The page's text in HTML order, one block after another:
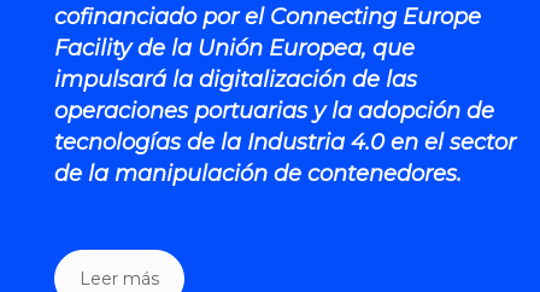
cofinanciado por el Connecting Europe
Facility de la Unión Europea, que
impulsará la digitalización de las
operaciones portuarias y la adopción de
tecnologías de la Industria 4.0 en el sector
de la manipulación de contenedores.
Leer más